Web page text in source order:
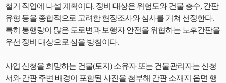
철거 작업에 나설 계획이다. 정비 대상은 위험도와 건물 층수, 간판
유형 등을 종합적으로 고려한 현장조사와 심사를 거쳐 선정한다.
특히 통행량이 많은 도로변과 보행자 안전을 위협하는 노후간판을
우선 정비 대상으로 삼을 방침이다.
사업 신청을 희망하는 건물(토지) 소유자 또는 건물관리자는 신청
서와 간판 주변 배경이 포함된 사진을 첨부해 간판 소재지 읍면 행